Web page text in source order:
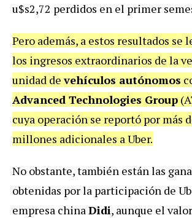
u$s2,72 perdidos en el primer
Pero además, a estos resultados se
los ingresos extraordinarios de la
unidad devehículos autónomos
Advanced Technologies Group
cuya operación se reportó por más
millones adicionales a Uber.
No obstante, también están las
obtenidas por la participación de
empresa chinaDidi, aunque el